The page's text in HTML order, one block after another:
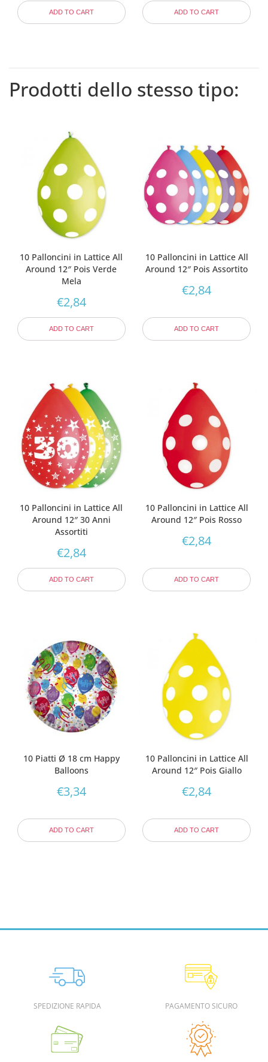
ADD TO CART ADD TO CART
Prodotti dello stesso tipo:
10 Palloncini in Lattice All
Around 12″ Pois Verde
Mela
€2,84
ADD TO CART
10 Palloncini in Lattice All
Around 12″ Pois Assortito
€2,84
ADD TO CART
10 Palloncini in Lattice All
Around 12″ 30 Anni
Assortiti
€2,84
ADD TO CART
10 Palloncini in Lattice All
Around 12″ Pois Rosso
€2,84
ADD TO CART
10 Piatti Ø 18 cm Happy
Balloons
€3,34
ADD TO CART
10 Palloncini in Lattice All
Around 12″ Pois Giallo
€2,84
ADD TO CART
SPEDIZIONE RAPIDA PAGAMENTO SICURO